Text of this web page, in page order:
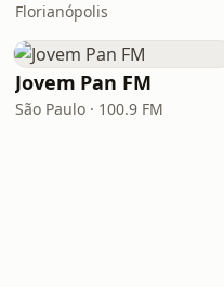
Florianópolis
Jovem Pan FM
São Paulo · 100.9 FM